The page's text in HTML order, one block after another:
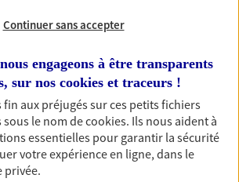
phares
Continuer sans accepter
engageons à être transparents
sur nos cookies et traceurs !
fin aux préjugés sur ces petits fichiers
le nom decookies. Ils nous aident à
essentielles pour garantir la sécurité
votre expérience en ligne, dans le
privée.